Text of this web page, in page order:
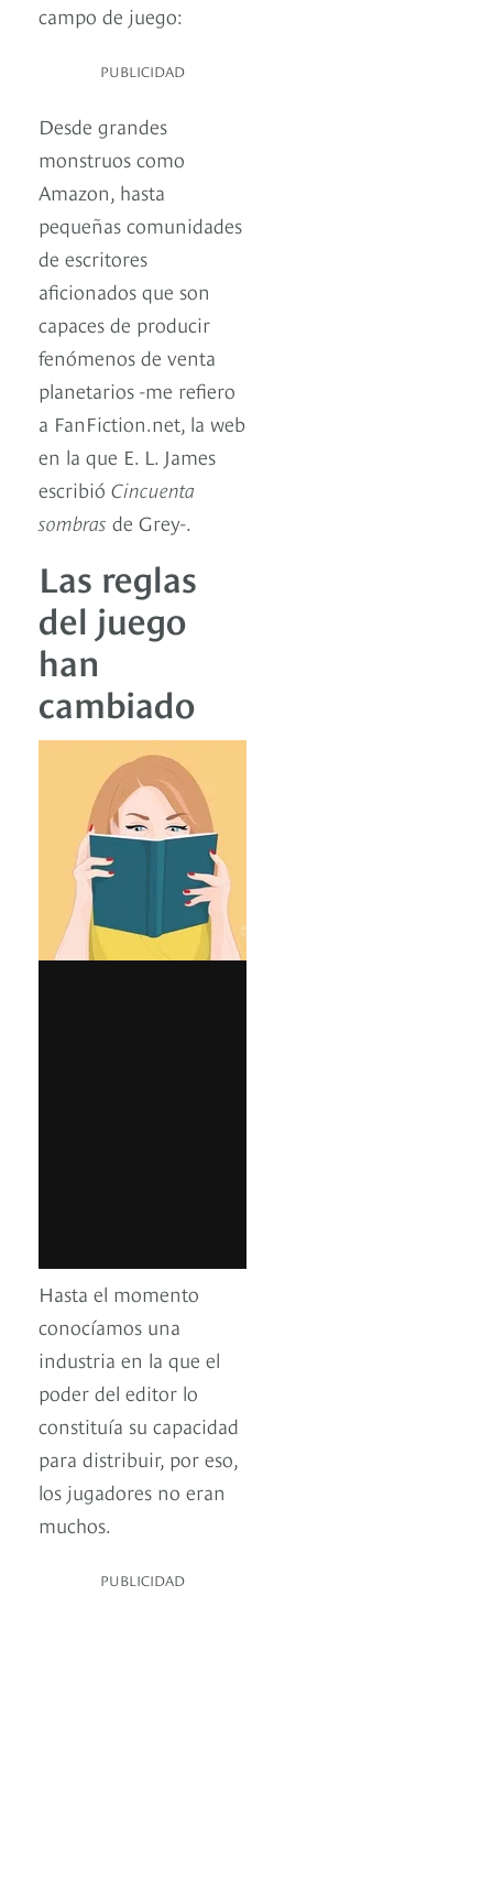
campo de juego:
PUBLICIDAD
Desde grandes
monstruos como
Amazon, hasta
pequeñas comunidades
de escritores
aficionados que son
capaces de producir
fenómenos de venta
planetarios -me refiero
a FanFiction.net, la web
en la que E. L. James
escribió Cincuenta
sombras de Grey-.
Las reglas
del juego
han
cambiado
Hasta el momento
conocíamos una
industria en la que el
poder del editor lo
constituía su capacidad
para distribuir, por eso,
los jugadores no eran
muchos.
PUBLICIDAD